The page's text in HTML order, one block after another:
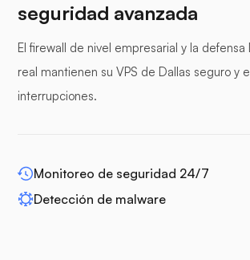
seguridad avanzada
El firewall de nivel empresarial y la
real mantienen su VPS de Dallas seguro y
interrupciones.
Monitoreo de seguridad 24/7
Detección de malware